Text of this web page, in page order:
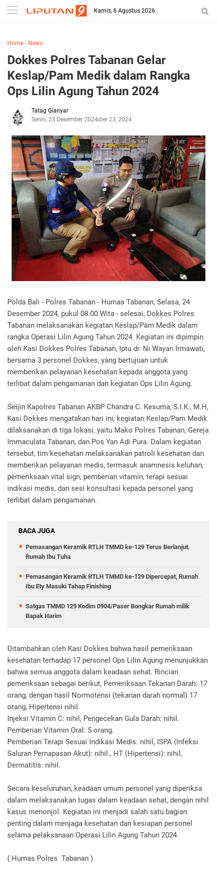
Kamis, 6 Agustus 2026
Home › News
Dokkes Polres Tabanan Gelar
Keslap/Pam Medik dalam Rangka
Ops Lilin Agung Tahun 2024
Tatag Gianyar
Senin, 23 Desember 2024Desember 23, 2024
Polda Bali - Polres Tabanan - Humas Tabanan, Selasa, 24
Desember 2024, pukul 08.00 Wita - selesai, Dokkes Polres
Tabanan melaksanakan kegiatan Keslap/Pam Medik dalam
rangka Operasi Lilin Agung Tahun 2024. Kegiatan ini dipimpin
oleh Kasi Dokkes Polres Tabanan, Iptu dr. Ni Wayan Irmawati,
bersama 3 personel Dokkes, yang bertujuan untuk
memberikan pelayanan kesehatan kepada anggota yang
terlibat dalam pengamanan dan kegiatan Ops Lilin Agung.
Seijin Kapolres Tabanan AKBP Chandra C. Kesuma, S.I.K., M.H,
Kasi Dokkes mengatakan hari ini, kegiatan Keslap/Pam Medik
dilaksanakan di tiga lokasi, yaitu Mako Polres Tabanan, Gereja
Immaculata Tabanan, dan Pos Yan Adi Pura. Dalam kegiatan
tersebut, tim kesehatan melaksanakan patroli kesehatan dan
memberikan pelayanan medis, termasuk anamnesis keluhan,
pemeriksaan vital sign, pemberian vitamin, terapi sesuai
indikasi medis, dan sesi konsultasi kepada personel yang
terlibat dalam pengamanan.
BACA JUGA
Pemasangan Keramik RTLH TMMD ke-129 Terus Berlanjut,
Rumah Ibu Tuha
Pemasangan Keramik RTLH TMMD ke-129 Dipercepat, Rumah
Ibu Ety Masuki Tahap Finishing
Satgas TMMD 129 Kodim 0904/Paser Bongkar Rumah milik
Bapak Harim
Ditambahkan oleh Kasi Dokkes bahwa hasil pemeriksaan
kesehatan terhadap 17 personel Ops Lilin Agung menunjukkan
bahwa semua anggota dalam keadaan sehat. Rincian
pemeriksaan sebagai berikut, Pemeriksaan Tekanan Darah: 17
orang, dengan hasil Normotensi (tekanan darah normal) 17
orang, Hipertensi nihil.
Injeksi Vitamin C: nihil, Pengecekan Gula Darah: nihil.
Pemberian Vitamin Oral: 5 orang.
Pemberian Terapi Sesuai Indikasi Medis: nihil, ISPA (Infeksi
Saluran Pernapasan Akut): nihil., HT (Hipertensi): nihil,
Dermatitis: nihil.
Secara keseluruhan, keadaan umum personel yang diperiksa
dalam melaksanakan tugas dalam keadaan sehat, dengan nihil
kasus menonjol. Kegiatan ini menjadi salah satu bagian
penting dalam menjaga kesehatan dan kesiapan personel
selama pelaksanaan Operasi Lilin Agung Tahun 2024.
( Humas Polres Tabanan )